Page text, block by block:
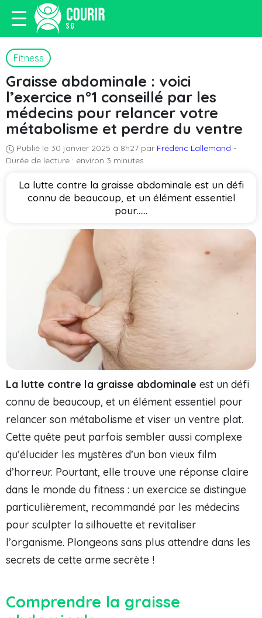
Fitness
Graisse abdominale : voici
l’exercice n°1 conseillé par les
médecins pour relancer votre
métabolisme et perdre du ventre
Publié le 30 janvier 2025 à 8h27 par Frédéric Lallemand -
Durée de lecture : environ 3 minutes
La lutte contre la graisse abdominale est un défi
connu de beaucoup, et un élément essentiel
pour…...
La lutte contre la graisse abdominale est un défi
connu de beaucoup, et un élément essentiel pour
relancer son métabolisme et viser un ventre plat.
Cette quête peut parfois sembler aussi complexe
qu’élucider les mystères d’un bon vieux film
d’horreur. Pourtant, elle trouve une réponse claire
dans le monde du fitness : un exercice se distingue
particulièrement, recommandé par les médecins
pour sculpter la silhouette et revitaliser
l’organisme. Plongeons sans plus attendre dans les
secrets de cette arme secrète !
Comprendre la graisse